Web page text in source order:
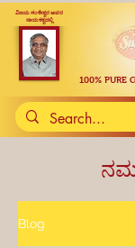
ವಿಜಯ ಸಂಕೇಶ್ವರ ಅವರ
ನಾಯಕತ್ವದಲ್ಲಿ
100% PURE
Blog